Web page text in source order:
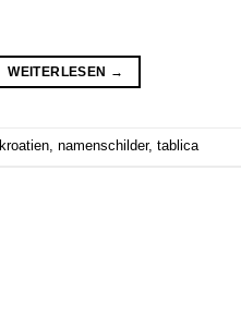
WEITERLESEN →
kroatien, namenschilder, tablica